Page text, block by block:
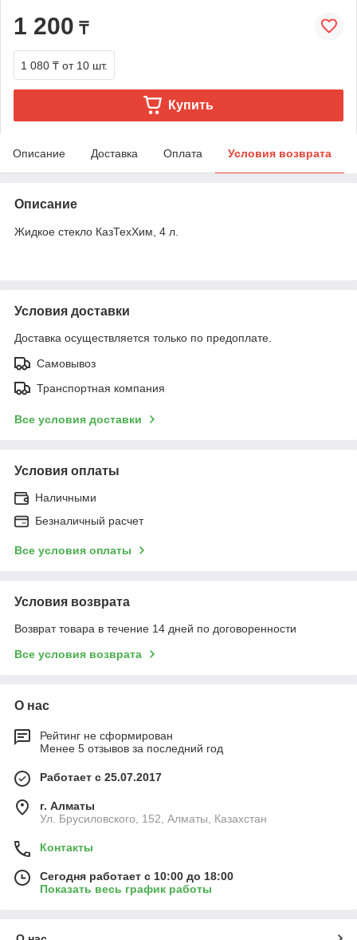
1 200 ₸
1 080 ₸ от 10 шт.
Купить
Описание Доставка Оплата Условия возврата
Описание
Жидкое стекло КазТехХим, 4 л.
Условия доставки
Доставка осуществляется только по предоплате.
Самовывоз
Транспортная компания
Все условия доставки
Условия оплаты
Наличными
Безналичный расчет
Все условия оплаты
Условия возврата
Возврат товара в течение 14 дней по договоренности
Все условия возврата
О нас
Рейтинг не сформирован
Менее 5 отзывов за последний год
Работает с 25.07.2017
г. Алматы
Ул. Брусиловского, 152, Алматы, Казахстан
Контакты
Сегодня работает с 10:00 до 18:00
Показать весь график работы